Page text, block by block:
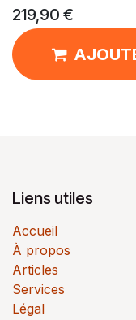
219,90 €
Liens utiles
Accueil
À propos
Articles
Services
Légal